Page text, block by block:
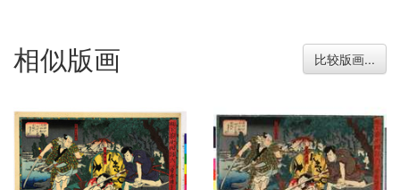
相似版画 比较版画...